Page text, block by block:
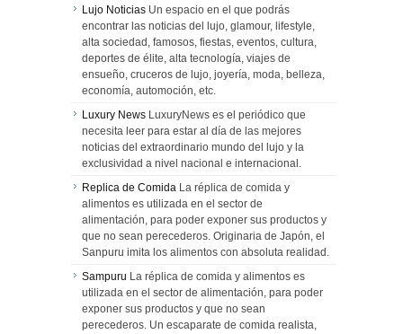
Lujo Noticias Un espacio en el que podrás
encontrar las noticias del lujo, glamour, lifestyle,
alta sociedad, famosos, fiestas, eventos, cultura,
deportes de élite, alta tecnología, viajes de
ensueño, cruceros de lujo, joyería, moda, belleza,
economía, automoción, etc.
Luxury News LuxuryNews es el periódico que
necesita leer para estar al día de las mejores
noticias del extraordinario mundo del lujo y la
exclusividad a nivel nacional e internacional.
Replica de Comida La réplica de comida y
alimentos es utilizada en el sector de
alimentación, para poder exponer sus productos y
que no sean perecederos. Originaria de Japón, el
Sanpuru imita los alimentos con absoluta realidad.
Sampuru La réplica de comida y alimentos es
utilizada en el sector de alimentación, para poder
exponer sus productos y que no sean
perecederos. Un escaparate de comida realista,